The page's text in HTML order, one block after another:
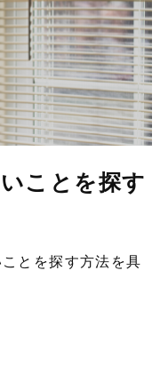
ことを探す
とを探す方法を具